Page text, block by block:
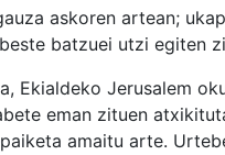
askoren artean;
batzuei utzi egiten
Ekialdeko Jerusalem
eman zituen
amaitu arte.